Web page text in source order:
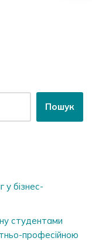
Пошук
бізнес-
студентами
професійною